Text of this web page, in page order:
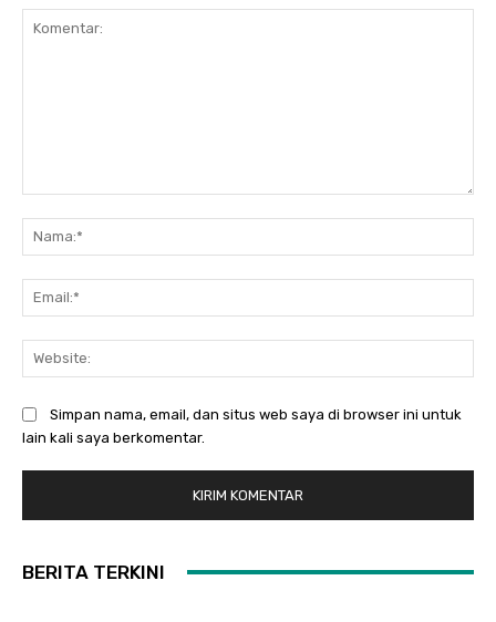
Simpan nama, email, dan situs web saya di browser ini untuk
lain kali saya berkomentar.
BERITA TERKINI